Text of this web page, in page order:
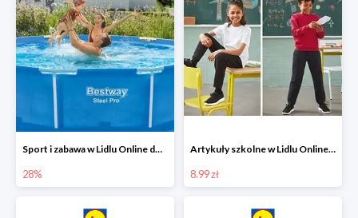
Sport i zabawa w Lidlu Online do -28%
28%
Artykuły szkolne w Lidlu Online od 8,99 zł
8.99 zł